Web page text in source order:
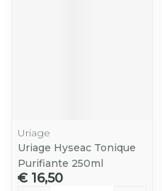
Uriage
Uriage Hyseac Tonique
Purifiante 250ml
€ 16,50